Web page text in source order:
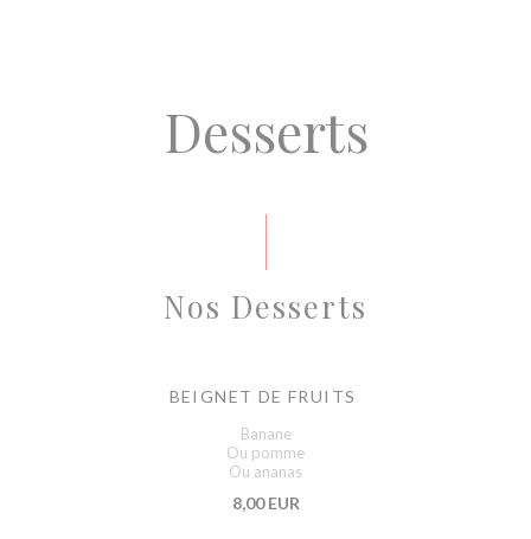
Desserts
Nos Desserts
BEIGNET DE FRUITS
Banane
Ou pomme
Ou ananas
8,00 EUR